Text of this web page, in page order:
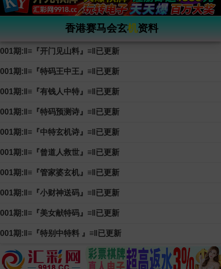
香港赛马会玄机资料
001期:‖≡『开门见山料』≡‖已更新
001期:‖≡『特码王中王』≡‖已更新
001期:‖≡『有钱人中特』≡‖已更新
001期:‖≡『特码预测诗』≡‖已更新
001期:‖≡『中特玄机诗』≡‖已更新
001期:‖≡『曾道人救世』≡‖已更新
001期:‖≡『管家婆玄机』≡‖已更新
001期:‖≡『小财神送码』≡‖已更新
001期:‖≡『美女献特码』≡‖已更新
001期:‖≡『特别中特料 』≡‖已更新